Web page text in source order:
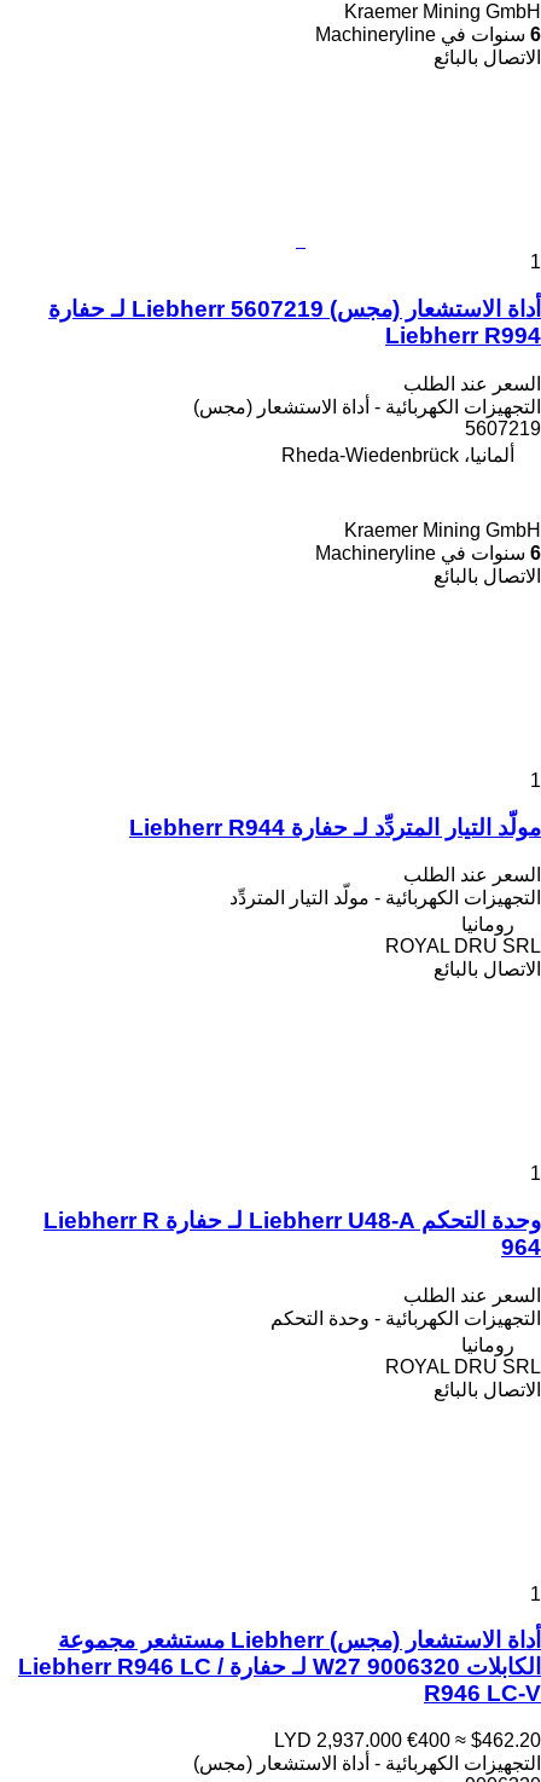
Kraemer Mining GmbH
6 سنوات في Machineryline
الاتصال بالبائع
1
أداة الاستشعار (مجس) Liebherr 5607219 لـ حفارة
Liebherr R994
السعر عند الطلب
التجهيزات الكهربائية - أداة الاستشعار (مجس)
5607219
ألمانيا، Rheda-Wiedenbrück
Kraemer Mining GmbH
6 سنوات في Machineryline
الاتصال بالبائع
1
مولّد التيار المتردِّد لـ حفارة Liebherr R944
السعر عند الطلب
التجهيزات الكهربائية - مولّد التيار المتردِّد
رومانيا
ROYAL DRU SRL
الاتصال بالبائع
1
وحدة التحكم Liebherr U48-A لـ حفارة Liebherr R
964
السعر عند الطلب
التجهيزات الكهربائية - وحدة التحكم
رومانيا
ROYAL DRU SRL
الاتصال بالبائع
1
أداة الاستشعار (مجس) Liebherr مستشعر مجموعة
الكابلات W27 9006320 لـ حفارة Liebherr R946 LC /
R946 LC-V
LYD 2,937.000 €400 ≈ $462.20
التجهيزات الكهربائية - أداة الاستشعار (مجس)